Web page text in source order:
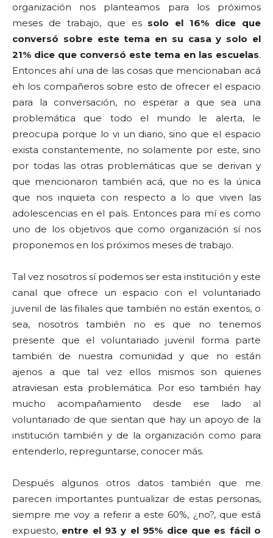
organización nos planteamos para los próximos
meses de trabajo, que es solo el 16% dice que
conversó sobre este tema en su casa y solo el
21% dice que conversó este tema en las escuelas.
Entonces ahí una de las cosas que mencionaban acá
eh los compañeros sobre esto de ofrecer el espacio
para la conversación, no esperar a que sea una
problemática que todo el mundo le alerta, le
preocupa porque lo vi un diario, sino que el espacio
exista constantemente, no solamente por este, sino
por todas las otras problemáticas que se derivan y
que mencionaron también acá, que no es la única
que nos inquieta con respecto a lo que viven las
adolescencias en el país. Entonces para mí es como
uno de los objetivos que como organización sí nos
proponemos en los próximos meses de trabajo.
Tal vez nosotros sí podemos ser esta institución y este
canal que ofrece un espacio con el voluntariado
juvenil de las filiales que también no están exentos, o
sea, nosotros también no es que no tenemos
presente que el voluntariado juvenil forma parte
también de nuestra comunidad y que no están
ajenos a que tal vez ellos mismos son quienes
atraviesan esta problemática. Por eso también hay
mucho acompañamiento desde ese lado al
voluntariado de que sientan que hay un apoyo de la
institución también y de la organización como para
entenderlo, repreguntarse, conocer más.
Después algunos otros datos también que me
parecen importantes puntualizar de estas personas,
siempre me voy a referir a este 60%, ¿no?, que está
expuesto, entre el 93 y el 95% dice que es fácil o